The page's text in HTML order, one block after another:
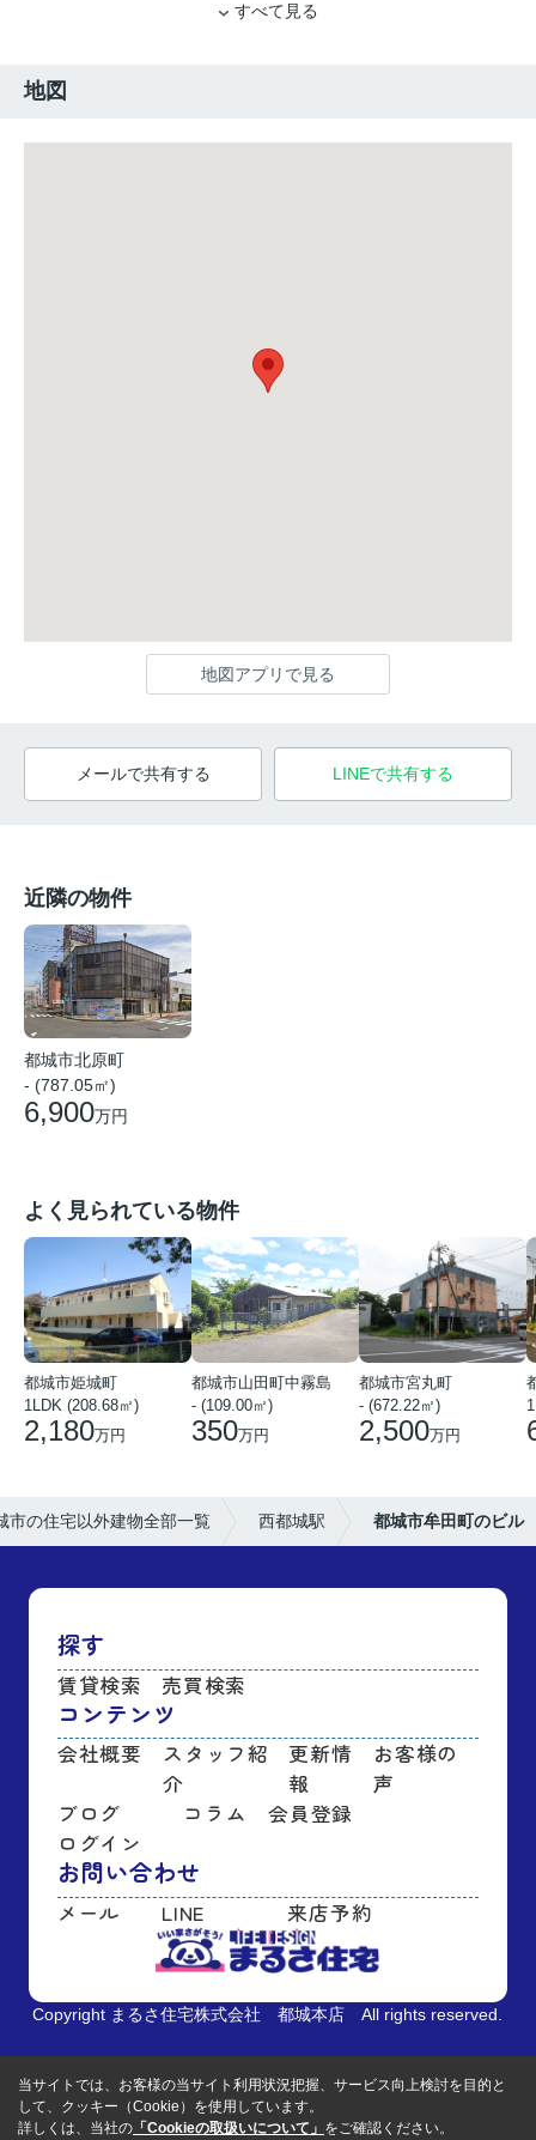
すべて見る
地図
地図アプリで見る
メールで共有する LINEで共有する
近隣の物件
都城市北原町
- (787.05㎡)
6,900万円
よく見られている物件
都城市姫城町
1LDK (208.68㎡)
2,180万円
都城市山田町中霧島
- (109.00㎡)
350万円
都城市宮丸町
- (672.22㎡)
2,500万円
市の住宅以外建物全部一覧 西都城駅 都城市牟田町のビル
探す
賃貸検索 売買検索
コンテンツ
会社概要
スタッフ紹
介
更新情
報
お客様の
声
ブログ
コラム
会員登録
ログイン
お問い合わせ
メール LINE 来店予約
Copyright まるさ住宅株式会社 都城本店 All rights reserved.
当サイトでは、お客様の当サイト利用状況把握、サービス向上検討を目的と
して、クッキー（Cookie）を使用しています。
詳しくは、当社の 「Cookieの取扱いについて」 をご確認ください。